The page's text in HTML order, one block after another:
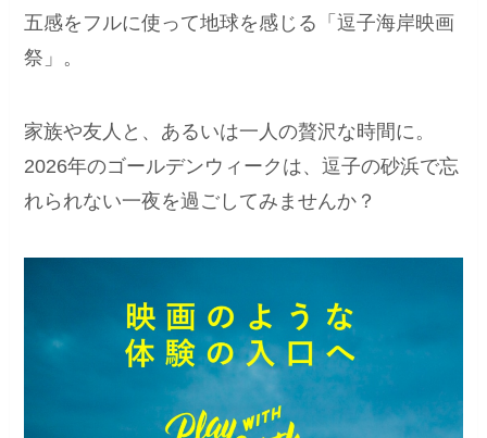
五感をフルに使って地球を感じる「逗子海岸映画
祭」。
家族や友人と、あるいは一人の贅沢な時間に。
2026年のゴールデンウィークは、逗子の砂浜で忘
れられない一夜を過ごしてみませんか？